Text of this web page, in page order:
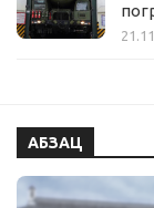
АБЗАЦ